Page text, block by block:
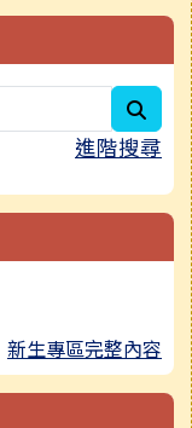
進階搜尋
新生專區完整內容